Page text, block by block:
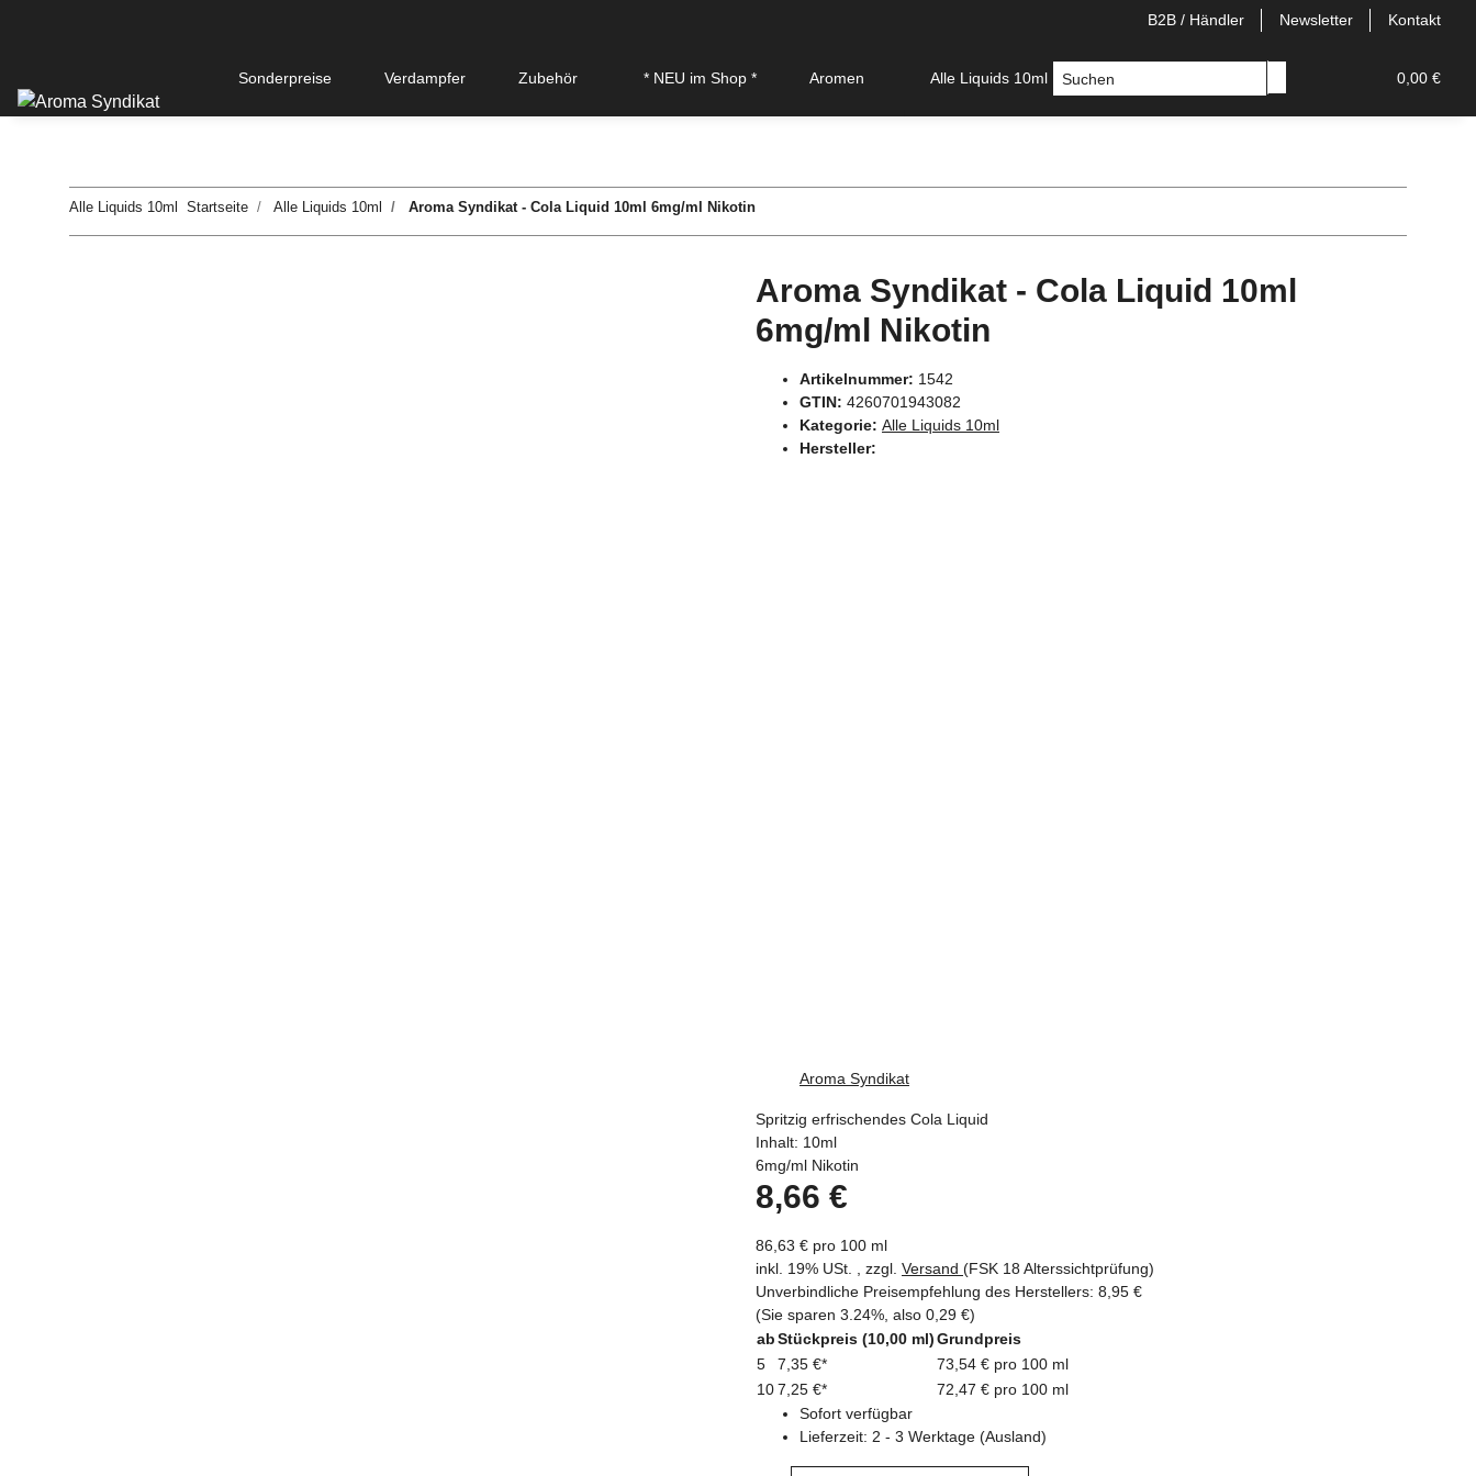
B2B / Händler Newsletter Kontakt
0,00 €
Sonderpreise Verdampfer Zubehör * NEU im Shop * Aromen Alle Liquids 10ml Einweg/Pods
Alle Liquids 10ml Startseite Alle Liquids 10ml Aroma Syndikat - Cola Liquid 10ml 6mg/ml Nikotin
Aroma Syndikat - Cola Liquid 10ml
6mg/ml Nikotin
Artikelnummer: 1542
GTIN: 4260701943082
Kategorie: Alle Liquids 10ml
Hersteller:
Aroma Syndikat
Spritzig erfrischendes Cola Liquid
Inhalt: 10ml
6mg/ml Nikotin
8,66 €
86,63 € pro 100 ml
inkl. 19% USt. , zzgl. Versand (FSK 18 Alterssichtprüfung)
Unverbindliche Preisempfehlung des Herstellers: 8,95 €
(Sie sparen 3.24% , also 0,29 €)
abStückpreis (10,00 ml)Grundpreis
5
7,35 €*
73,54 € pro 100 ml
107,25 €*
72,47 € pro 100 ml
Sofort verfügbar
Lieferzeit: 2 - 3 Werktage (Ausland)